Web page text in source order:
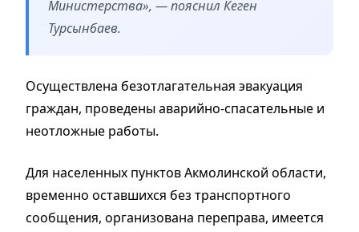
Министерства», — пояснил Кеген
Турсынбаев.
Осуществлена безотлагательная эвакуация
граждан, проведены аварийно-спасательные и
неотложные работы.
Для населенных пунктов Акмолинской области,
временно оставшихся без транспортного
сообщения, организована переправа, имеется